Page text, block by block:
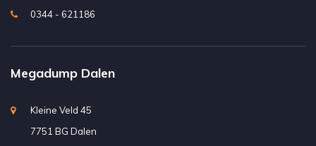
0344 - 621186
Megadump Dalen
Kleine Veld 45
7751 BG Dalen